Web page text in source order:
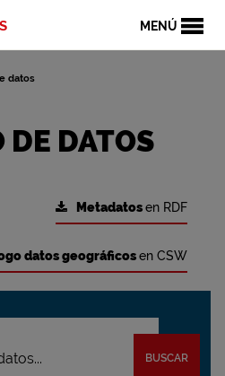
MENÚ
datos
DE DATOS
Metadatosen RDF
datos geográficosen CSW
BUSCAR